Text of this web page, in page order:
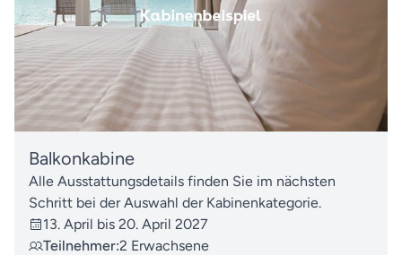
Balkonkabine
Alle Ausstattungsdetails finden Sie im nächsten
Schritt bei der Auswahl der Kabinenkategorie.
13. April bis 20. April 2027
Teilnehmer:2 Erwachsene